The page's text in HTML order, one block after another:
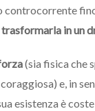
controcorrente
trasformarla in un
(sia fisica che
e, in
esistenza è